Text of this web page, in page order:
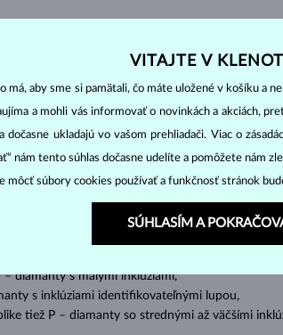
DIAMANTOVÉ
ich základné parametre, tzv. 4C: výbrus cut
jeho oslnivý lesk. Najobľúbenejší je výbrus guľatý,
(štvorboký alebo trojboký výbrus s ostrými
tzv. inkluzií čiže vnútorných nedokonalostí
– diamanty s malými inklúziami,
s inklúziami identifikovateľnými lupou,
tiež P – diamanty so strednými až väčšími
VITAJTE V
má, aby sme si pamätali, čo máte uložené v košíku a
a mohli vás informovať o novinkách a akciách,
dočasne ukladajú vo vašom prehliadači. Viac o
nám tento súhlas dočasne udelíte a pomôžete nám
môcť súbory cookies používať a funkčnosť stránok
SÚHLASÍM A